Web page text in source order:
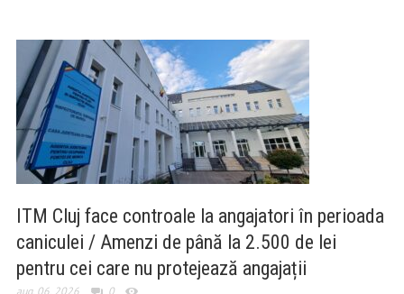
ITM Cluj face controale la angajatori în perioada
caniculei / Amenzi de până la 2.500 de lei
pentru cei care nu protejează angajații
aug. 06, 2026 0